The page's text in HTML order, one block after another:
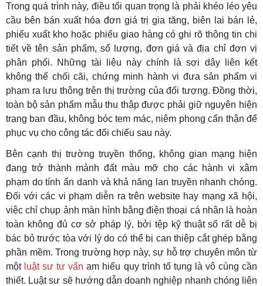
Trong quá trình này, điều tối quan trọng là phải khéo léo yêu
cầu bên bán xuất hóa đơn giá trị gia tăng, biên lai bán lẻ,
phiếu xuất kho hoặc phiếu giao hàng có ghi rõ thông tin chi
tiết về tên sản phẩm, số lượng, đơn giá và địa chỉ đơn vị
phân phối. Những tài liệu này chính là sợi dây liên kết
không thể chối cãi, chứng minh hành vi đưa sản phẩm vi
phạm ra lưu thông trên thị trường của đối tượng. Đồng thời,
toàn bộ sản phẩm mẫu thu thập được phải giữ nguyên hiện
trạng ban đầu, không bóc tem mác, niêm phong cẩn thận để
phục vụ cho công tác đối chiếu sau này.
Bên cạnh thị trường truyền thống, không gian mạng hiện
đang trở thành mảnh đất màu mỡ cho các hành vi xâm
phạm do tính ẩn danh và khả năng lan truyền nhanh chóng.
Đối với các vi phạm diễn ra trên website hay mạng xã hội,
việc chỉ chụp ảnh màn hình bằng điện thoại cá nhân là hoàn
toàn không đủ cơ sở pháp lý, bởi tệp kỹ thuật số rất dễ bị
bác bỏ trước tòa với lý do có thể bị can thiệp cắt ghép bằng
phần mềm. Trong trường hợp này, sự hỗ trợ chuyên môn từ
một luật sư tư vấn am hiểu quy trình tố tụng là vô cùng cần
thiết. Luật sư sẽ hướng dẫn doanh nghiệp nhanh chóng liên